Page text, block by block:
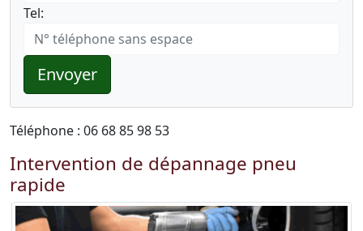
Tel:
Envoyer
Téléphone : 06 68 85 98 53
Intervention de dépannage pneu
rapide